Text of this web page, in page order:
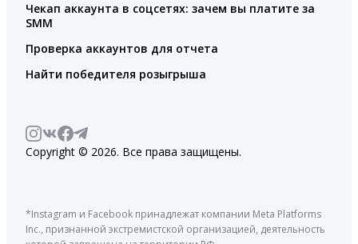
Чекап аккаунта в соцсетях: зачем вы платите за
SMM
Проверка аккаунтов для отчета
Найти победителя розыгрыша
Copyright © 2026. Все права защищены.
*Instagram и Facebook принадлежат компании Meta Platforms
Inc., признанной экстремистской организацией, деятельность